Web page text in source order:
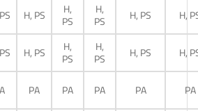
H, PS
H,
PS
H,
PS
H, PS H,
H, PS
H,
PS
H,
PS
H, PS H,
PA PA PA PA PA